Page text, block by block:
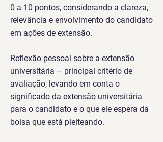
0 a 10 pontos, considerando a clareza,
relevância e envolvimento do candidato
em ações de extensão.
Reflexão pessoal sobre a extensão
universitária – principal critério de
avaliação, levando em conta o
significado da extensão universitária
para o candidato e o que ele espera da
bolsa que está pleiteando.